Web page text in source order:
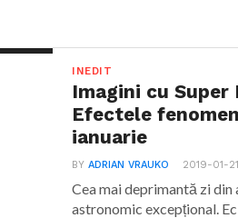
INEDIT
Imagini cu Super
Efectele
ianuarie
BYADRIAN VRAUKO 2019-01-
Cea mai deprimantă zi din
astronomic excepțional.